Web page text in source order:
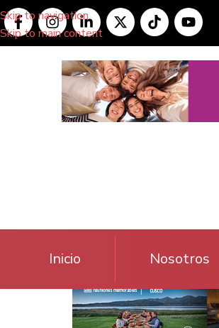
Skip to navigation
Skip to main content
Inicio Nosotros